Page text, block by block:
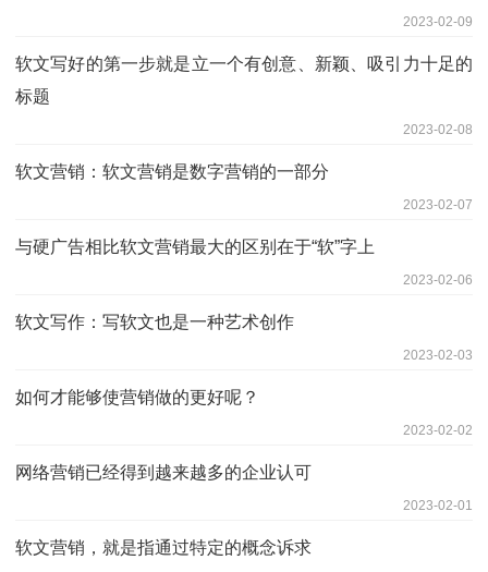
2023-02-09
软文写好的第一步就是立一个有创意、新颖、吸引力十足的
标题
2023-02-08
软文营销：软文营销是数字营销的一部分
2023-02-07
与硬广告相比软文营销最大的区别在于“软”字上
2023-02-06
软文写作：写软文也是一种艺术创作
2023-02-03
如何才能够使营销做的更好呢？
2023-02-02
网络营销已经得到越来越多的企业认可
2023-02-01
软文营销，就是指通过特定的概念诉求